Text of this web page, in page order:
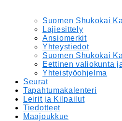
Suomen Shukokai
Lajiesittely
Ansiomerkit
Yhteystiedot
Suomen Shukokai
Eettinen valiokunta
Yhteistyöohjelma
Seurat
Tapahtumakalenteri
Leirit ja Kilpailut
Tiedotteet
Maajoukkue